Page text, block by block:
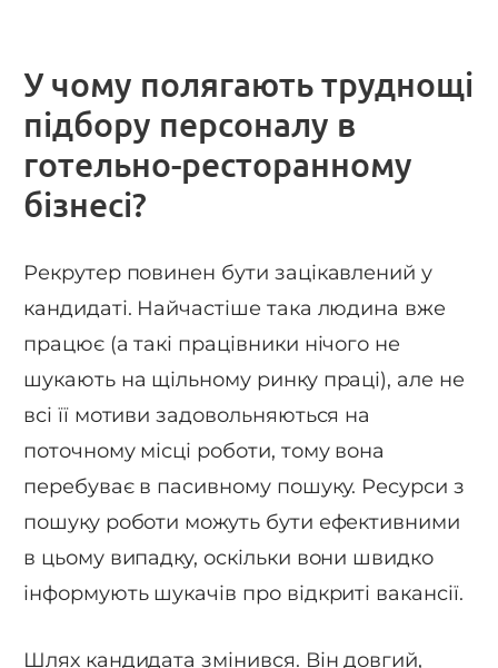
У чому полягають труднощі
підбору персоналу в
готельно-ресторанному
бізнесі?
Рекрутер повинен бути зацікавлений у
кандидаті. Найчастіше така людина вже
працює (а такі працівники нічого не
шукають на щільному ринку праці), але не
всі її мотиви задовольняються на
поточному місці роботи, тому вона
перебуває в пасивному пошуку. Ресурси з
пошуку роботи можуть бути ефективними
в цьому випадку, оскільки вони швидко
інформують шукачів про відкриті вакансії.
Шлях кандидата змінився. Він довгий,